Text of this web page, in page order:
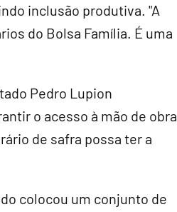
inclusão produtiva. "A
do Bolsa Família. É uma
Pedro Lupion
o acesso à mão de obra
de safra possa ter a
colocou um conjunto de